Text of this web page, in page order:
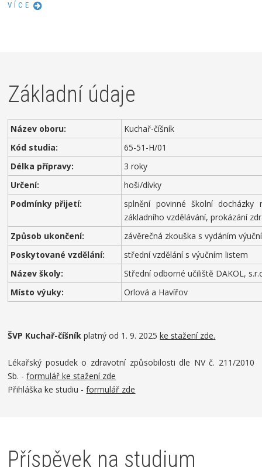
VÍCE
Základní údaje
Název oboru:
Kuchař-číšník
Kód studia:
65-51-H/01
Délka přípravy:
3 roky
Určení:
hoši/dívky
Podmínky přijetí:
splnění povinné školní docházky
základního vzdělávání, prokázání
Způsob ukončení:
závěrečná zkouška s vydáním
Poskytované vzdělání:
střední vzdělání s výučním listem
Název školy:
Střední odborné učiliště DAKOL,
Místo výuky:
Orlová a Havířov
ŠVP Kuchař-číšníkplatný od 1. 9. 2025ke stažení zde.
Lékařský posudek o zdravotní způsobilosti dle NV č. 211/2010
Sb. -formulář ke stažení zde
Přihláška ke studiu -formulář zde
Příspěvek na studium